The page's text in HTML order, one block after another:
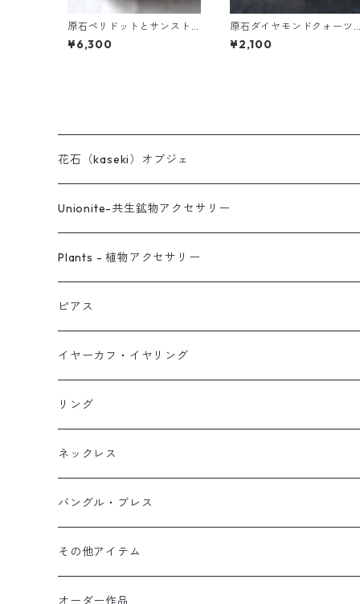
原石ペリドットとサンスト
ーンのプチピアス
¥6,300
原石ダイヤモンドクォーツ
のプチピアス（一粒/片方）
¥2,100
花石（kaseki）オブジェ
Unionite-共生鉱物アクセサリー
ピアス
ネックレス
イヤーカフ
イヤリング
Plants - 植物アクセサリー
ピアス
ネックレス
リング
ブレス
オブジェ
イヤーカフ
ピアス
スタッド・一粒
フック・ぶら下がり
フープ
イヤーカフ・イヤリング
原石イヤーカフ
植物イヤーカフ
ぶら下がりイヤーカフ
2連イヤーカフ
イヤリング対応
リング
ネックレス
バングル・ブレス
ブレスレット
バングル
その他アイテム
ブローチ
オーダー作品